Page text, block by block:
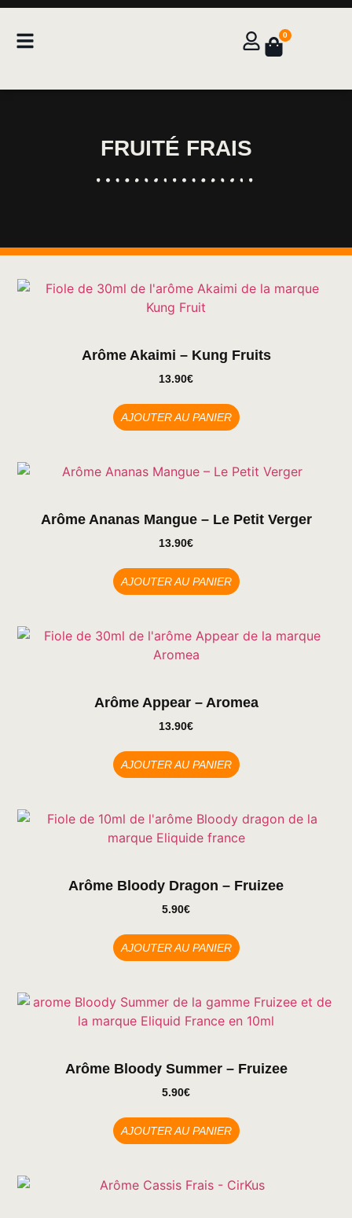
0
FRUITÉ FRAIS
Arôme Akaimi – Kung Fruits
13.90€
AJOUTER AU PANIER
Arôme Ananas Mangue – Le Petit Verger
13.90€
AJOUTER AU PANIER
Arôme Appear – Aromea
13.90€
AJOUTER AU PANIER
Arôme Bloody Dragon – Fruizee
5.90€
AJOUTER AU PANIER
Arôme Bloody Summer – Fruizee
5.90€
AJOUTER AU PANIER